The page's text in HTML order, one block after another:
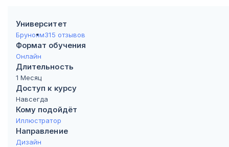
Университет
Бруноям315 отзывов
Формат обучения
Онлайн
Длительность
1 Месяц
Доступ к курсу
Навсегда
Кому подойдёт
Иллюстратор
Направление
Дизайн